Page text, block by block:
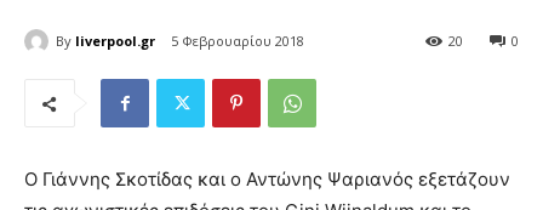
By liverpool.gr 5 Φεβρουαρίου 2018 0
20
Ο Γιάννης Σκοτίδας και ο Αντώνης Ψαριανός εξετάζουν